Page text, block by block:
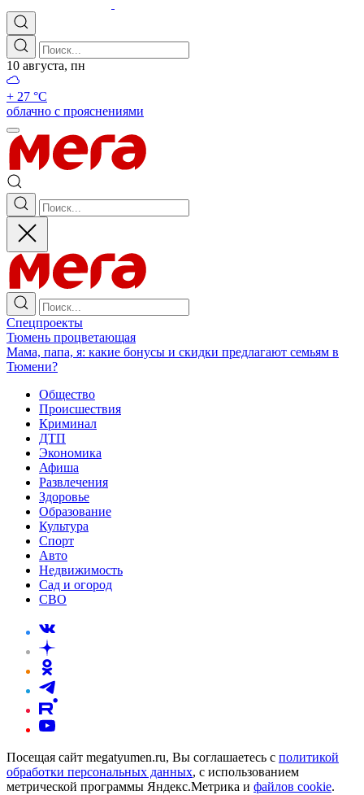
10 августа, пн
+ 27 °С
облачно с прояснениями
Спецпроекты
Тюмень процветающая
Мама, папа, я: какие бонусы и скидки предлагают семьям в
Тюмени?
Общество
Происшествия
Криминал
ДТП
Экономика
Афиша
Развлечения
Здоровье
Образование
Культура
Спорт
Авто
Недвижимость
Сад и огород
СВО
Посещая сайт megatyumen.ru, Вы соглашаетесь с политикой
обработки персональных данных, с использованием
метрической программы Яндекс.Метрика и файлов cookie.